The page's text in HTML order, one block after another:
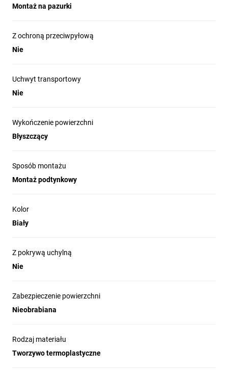
Montaż na pazurki
Z ochroną przeciwpyłową
Nie
Uchwyt transportowy
Nie
Wykończenie powierzchni
Błyszczący
Sposób montażu
Montaż podtynkowy
Kolor
Biały
Z pokrywą uchylną
Nie
Zabezpieczenie powierzchni
Nieobrabiana
Rodzaj materiału
Tworzywo termoplastyczne